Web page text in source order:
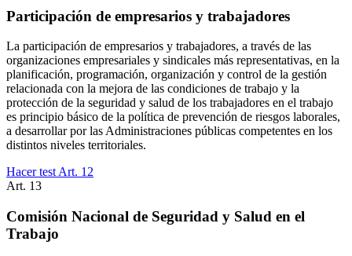
Participación de empresarios y trabajadores
La participación de empresarios y trabajadores, a través de las
organizaciones empresariales y sindicales más representativas, en la
planificación, programación, organización y control de la gestión
relacionada con la mejora de las condiciones de trabajo y la
protección de la seguridad y salud de los trabajadores en el trabajo
es principio básico de la política de prevención de riesgos laborales,
a desarrollar por las Administraciones públicas competentes en los
distintos niveles territoriales.
Hacer test Art. 12
Art. 13
Comisión Nacional de Seguridad y Salud en el
Trabajo